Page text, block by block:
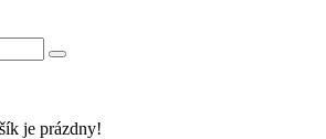
je prázdny!